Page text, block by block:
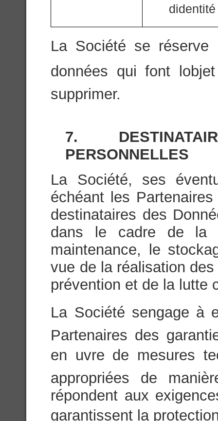
didentité
La Société se réserve
données qui font
supprimer.
7.
PERSONNELLES
La Société, ses
échéant les
destinataires des
dans le cadre de la
maintenance, le
vue de la réalisation
prévention et de la lutte
La Société sengage
Partenaires des
en uvre de mesures
appropriées de
répondent aux
garantissent la